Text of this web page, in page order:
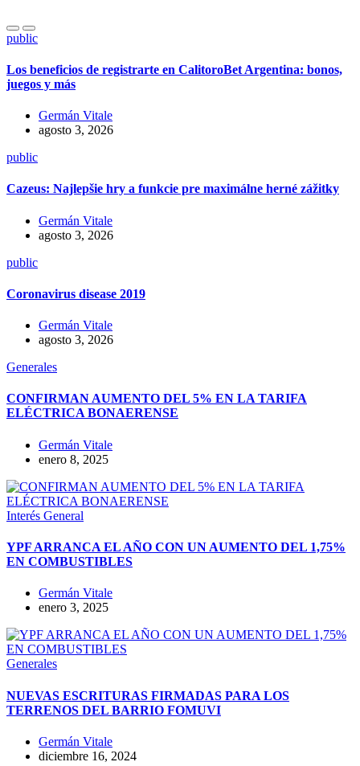
public
Los beneficios de registrarte en CalitoroBet Argentina: bonos,
juegos y más
Germán Vitale
agosto 3, 2026
public
Cazeus: Najlepšie hry a funkcie pre maximálne herné zážitky
Germán Vitale
agosto 3, 2026
public
Coronavirus disease 2019
Germán Vitale
agosto 3, 2026
Generales
CONFIRMAN AUMENTO DEL 5% EN LA TARIFA
ELÉCTRICA BONAERENSE
Germán Vitale
enero 8, 2025
Interés General
YPF ARRANCA EL AÑO CON UN AUMENTO DEL 1,75%
EN COMBUSTIBLES
Germán Vitale
enero 3, 2025
Generales
NUEVAS ESCRITURAS FIRMADAS PARA LOS
TERRENOS DEL BARRIO FOMUVI
Germán Vitale
diciembre 16, 2024